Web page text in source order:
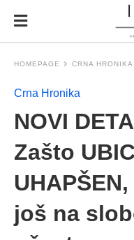
HOMEPAGE CRNA HRONIKA
Crna Hronika
NOVI
Zašto
još na